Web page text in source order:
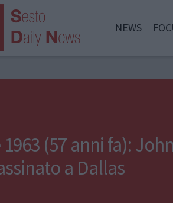
NEWS
(57 anni fa): John
a Dallas